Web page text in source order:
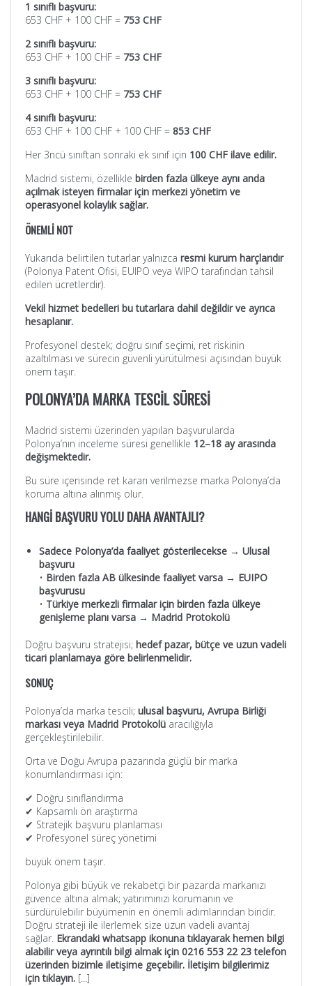
1 sınıflı başvuru:
653 CHF + 100 CHF = 753 CHF
2 sınıflı başvuru:
653 CHF + 100 CHF = 753 CHF
3 sınıflı başvuru:
653 CHF + 100 CHF = 753 CHF
4 sınıflı başvuru:
653 CHF + 100 CHF + 100 CHF = 853 CHF
Her 3ncü sınıftan sonraki ek sınıf için 100 CHF ilave edilir.
Madrid sistemi, özellikle birden fazla ülkeye aynı anda
açılmak isteyen firmalar için merkezi yönetim ve
operasyonel kolaylık sağlar.
ÖNEMLİ NOT
Yukarıda belirtilen tutarlar yalnızca resmi kurum harçlarıdır
(Polonya Patent Ofisi, EUIPO veya WIPO tarafından tahsil
edilen ücretlerdir).
Vekil hizmet bedelleri bu tutarlara dahil değildir ve ayrıca
hesaplanır.
Profesyonel destek; doğru sınıf seçimi, ret riskinin
azaltılması ve sürecin güvenli yürütülmesi açısından büyük
önem taşır.
POLONYA’DA MARKA TESCİL SÜRESİ
Madrid sistemi üzerinden yapılan başvurularda
Polonya’nın inceleme süresi genellikle 12–18 ay arasında
değişmektedir.
Bu süre içerisinde ret kararı verilmezse marka Polonya’da
koruma altına alınmış olur.
HANGİ BAŞVURU YOLU DAHA AVANTAJLI?
Sadece Polonya’da faaliyet gösterilecekse → Ulusal
başvuru
• Birden fazla AB ülkesinde faaliyet varsa → EUIPO
başvurusu
• Türkiye merkezli firmalar için birden fazla ülkeye
genişleme planı varsa → Madrid Protokolü
Doğru başvuru stratejisi; hedef pazar, bütçe ve uzun vadeli
ticari planlamaya göre belirlenmelidir.
SONUÇ
Polonya’da marka tescili; ulusal başvuru, Avrupa Birliği
markası veya Madrid Protokolü aracılığıyla
gerçekleştirilebilir.
Orta ve Doğu Avrupa pazarında güçlü bir marka
konumlandırması için:
✔ Doğru sınıflandırma
✔ Kapsamlı ön araştırma
✔ Stratejik başvuru planlaması
✔ Profesyonel süreç yönetimi
büyük önem taşır.
Polonya gibi büyük ve rekabetçi bir pazarda markanızı
güvence altına almak; yatırımınızı korumanın ve
sürdürülebilir büyümenin en önemli adımlarından biridir.
Doğru strateji ile ilerlemek size uzun vadeli avantaj
sağlar. Ekrandaki whatsapp ikonuna tıklayarak hemen bilgi
alabilir veya ayrıntılı bilgi almak için 0216 553 22 23 telefon
üzerinden bizimle iletişime geçebilir. İletişim bilgilerimiz
içintıklayın. [...]